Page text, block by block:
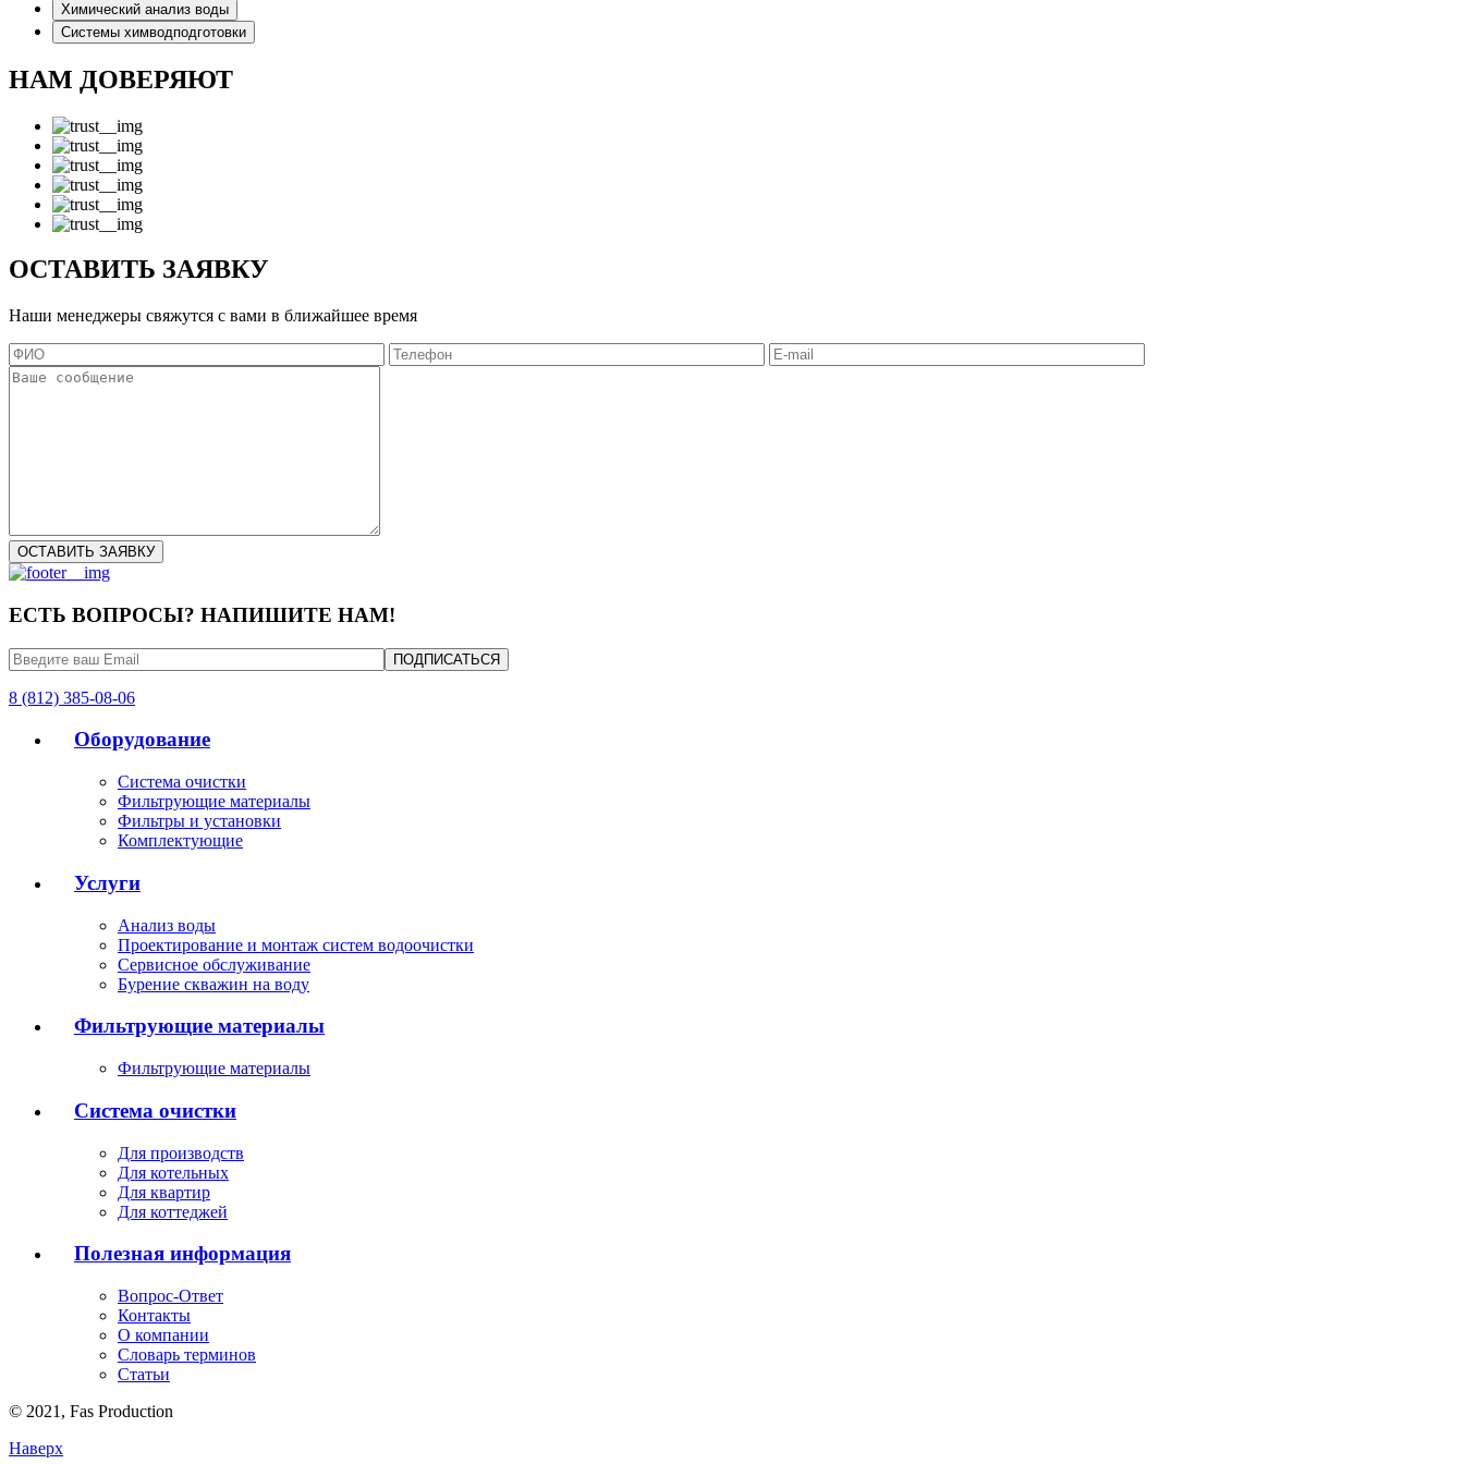
Химический анализ воды
Системы химводподготовки
НАМ ДОВЕРЯЮТ
ОСТАВИТЬ ЗАЯВКУ
Наши менеджеры свяжутся с вами в ближайшее время
ЕСТЬ ВОПРОСЫ? НАПИШИТЕ НАМ!
8 (812) 385-08-06
Оборудование
Система очистки
Фильтрующие материалы
Фильтры и установки
Комплектующие
Услуги
Анализ воды
Проектирование и монтаж систем водоочистки
Сервисное обслуживание
Бурение скважин на воду
Фильтрующие материалы
Фильтрующие материалы
Система очистки
Для производств
Для котельных
Для квартир
Для коттеджей
Полезная информация
Вопрос-Ответ
Контакты
О компании
Словарь терминов
Статьи
© 2021, Fas Production
Наверх